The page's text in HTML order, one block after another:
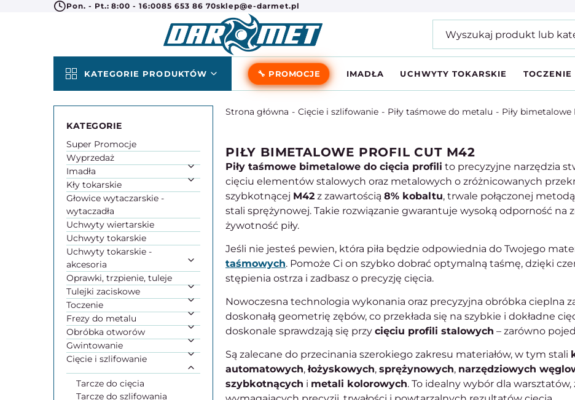
Pon. - Pt.: 8:00 - 16:0085 653 86 70sklep@e-darmet.pl
KATEGORIE PRODUKTÓW 🔧 PROMOCJE IMADŁA UCHWYTY TOKARSKIE TOCZENIE
Strona główna Cięcie i szlifowanie Piły taśmowe do metalu Piły bimetalowe
Super Promocje
Wyprzedaż
Imadła
Kły tokarskie
Głowice wytaczarskie -
wytaczadła
Uchwyty wiertarskie
Uchwyty tokarskie
Uchwyty tokarskie -
akcesoria
Oprawki, trzpienie, tuleje
Tulejki zaciskowe
Toczenie
Frezy do metalu
Obróbka otworów
Gwintowanie
Cięcie i szlifowanie
Tarcze do cięcia
Tarcze do szlifowania
PIŁY BIMETALOWE PROFIL CUT M42
Piły taśmowe bimetalowe do cięcia profili to precyzyjne narzędzia
cięciu elementów stalowych oraz metalowych o zróżnicowanych
szybkotnącej M42 z zawartością 8% kobaltu, trwale połączonej
stali sprężynowej. Takie rozwiązanie gwarantuje wysoką odporność na
żywotność piły.
Jeśli nie jesteś pewien, która piła będzie odpowiednia do Twojego
taśmowych. Pomoże Ci on szybko dobrać optymalną taśmę, dzięki
stępienia ostrza i zadbasz o precyzję cięcia.
Nowoczesna technologia wykonania oraz precyzyjna obróbka cieplna
doskonałą geometrię zębów, co przekłada się na szybkie i dokładne
doskonale sprawdzają się przy cięciu profili stalowych – zarówno
Są zalecane do przecinania szerokiego zakresu materiałów, w tym stali
automatowych,łożyskowych, sprężynowych, narzędziowych
szybkotnących i metali kolorowych. To idealny wybór dla